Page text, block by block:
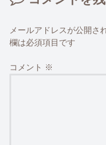
メールアドレスが公開さ
欄は必須項目です
コメント ※